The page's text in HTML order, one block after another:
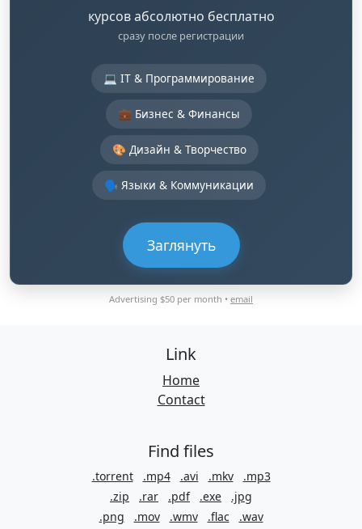
курсов абсолютно бесплатно
сразу после регистрации
💻 IT & Программирование
💼 Бизнес & Финансы
🎨 Дизайн & Творчество
🗣️ Языки & Коммуникации
Заглянуть
Advertising $50 per month • email
Link
Home
Contact
Find files
.torrent .mp4 .avi .mkv
.mp3
.zip
.rar .pdf .exe
.jpg
.png
.mov .wmv .flac .wav